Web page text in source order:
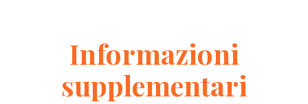
Informazioni
supplementari